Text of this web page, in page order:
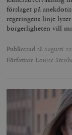
förslaget på
regeringens linje
borgerligheten vill
Publicerad 28 augusti
Författare Louise